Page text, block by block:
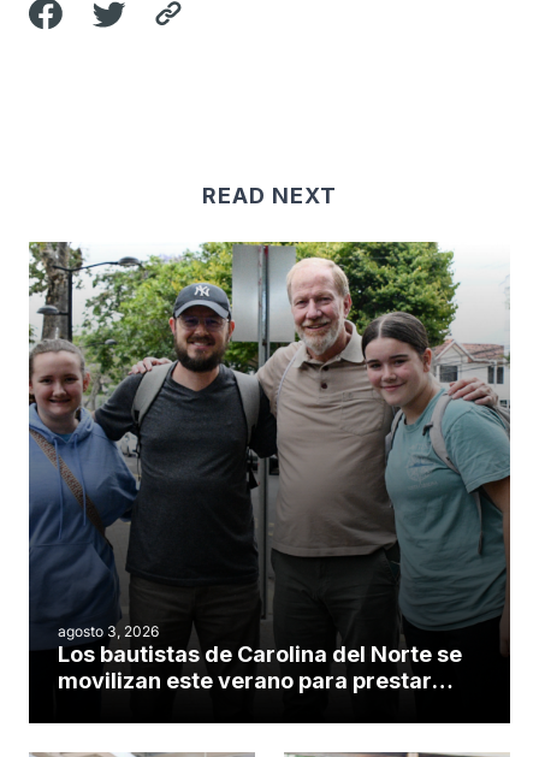
READ NEXT
agosto 3, 2026
Los bautistas de Carolina del Norte se
movilizan este verano para prestar